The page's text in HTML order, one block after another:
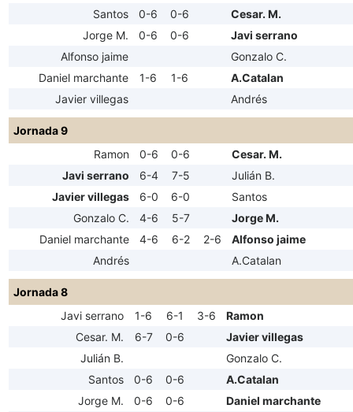
Santos
0-6 0-6
Cesar. M.
Jorge M.
0-6 0-6
Javi serrano
Alfonso jaime
Gonzalo C.
Daniel marchante
1-6 1-6
A.Catalan
Javier villegas
Andrés
Jornada 9
Ramon
0-6 0-6
Cesar. M.
Javi serrano
6-4 7-5
Julián B.
Javier villegas
6-0 6-0
Santos
Gonzalo C.
4-6 5-7
Jorge M.
Daniel marchante
4-6 6-2 2-6
Alfonso jaime
Andrés
A.Catalan
Jornada 8
Javi serrano
1-6 6-1 3-6
Ramon
Cesar. M.
6-7 0-6
Javier villegas
Julián B.
Gonzalo C.
Santos
0-6 0-6
A.Catalan
Jorge M.
0-6 0-6
Daniel marchante